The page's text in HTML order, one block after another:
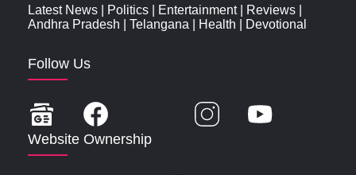
Latest News Politics Entertainment| Reviews
Andhra Pradesh
Telangana Health Devotional
Follow Us
Website Ownership